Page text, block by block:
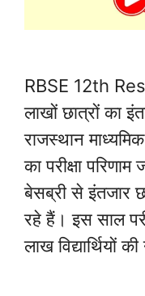
RBSE 12th
लाखों छात्रों का
राजस्थान माध्यमिक
का परीक्षा
बेसब्री से इंतजार
रहे हैं। इस साल
लाख विद्यार्थियों